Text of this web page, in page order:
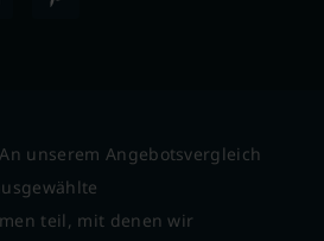
An unserem Angebotsvergleich
teil, mit denen wir